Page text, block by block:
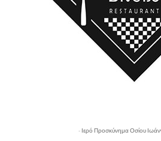
- Ιερό Προσκύνημα Οσίου